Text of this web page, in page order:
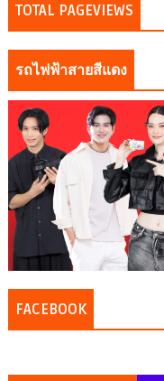
TOTAL PAGEVIEWS
รถไฟฟ้าสายสีแดง
FACEBOOK